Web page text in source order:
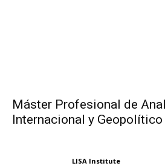
Máster Profesional de
Internacional y Geopolítico
LISA Institute